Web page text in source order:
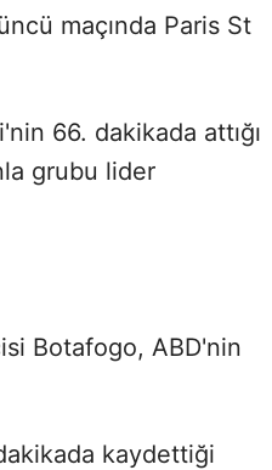
maçında Paris St
66. dakikada attığı
grubu lider
Botafogo, ABD'nin
kaydettiği